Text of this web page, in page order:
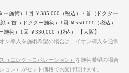
ー施術）1回 ￥385,000（税込） / 首（ドクター
＋首（ドクター施術）1回 ￥550,000（税込）
施術）1回 ￥330,000（税込）
【大阪】
ン導入 を施術希望の場合は、 イオン導入 を通常
（エレクトロポレーション） を施術希望の場合
ョン） がセット価格でお受け頂けます。